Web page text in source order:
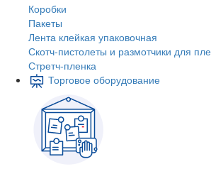
Коробки
Пакеты
Лента клейкая упаковочная
Скотч-пистолеты и размотчики для
Стретч-пленка
Торговое оборудование